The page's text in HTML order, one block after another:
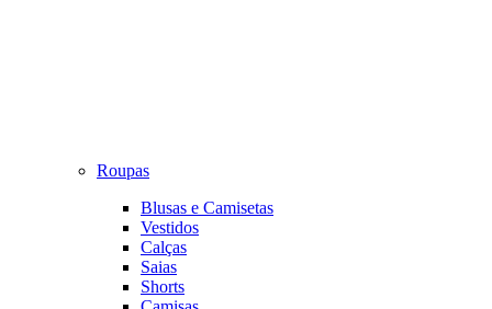
Roupas
Blusas e Camisetas
Vestidos
Calças
Saias
Shorts